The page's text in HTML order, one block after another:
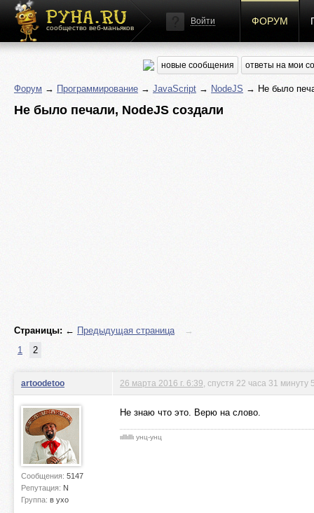
сообщество веб-маньяков
Войти ФОРУМ
новые сообщения ответы на мои
Форум → Программирование → JavaScript → NodeJS → Не было
Не было печали, NodeJS создали
Страницы: ← Предыдущая страница
→
1
2
artoodetoo
Сообщения: 5147
Репутация: N
Группа: в ухо
26 марта 2016 г. 6:39 , спустя 22 часа 31 минуту
Не знаю что это. Верю на слово.
ιιlllιlllι унц-унц